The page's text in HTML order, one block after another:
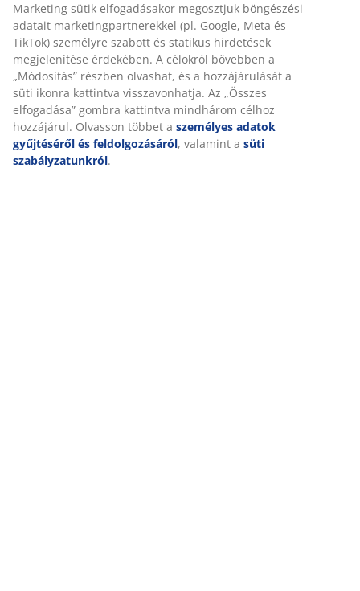
Marketing sütik elfogadásakor megosztjuk böngészési
adatait marketingpartnerekkel (pl. Google, Meta és
TikTok) személyre szabott és statikus hirdetések
megjelenítése érdekében. A célokról bővebben a
„Módosítás” részben olvashat, és a hozzájárulását a
süti ikonra kattintva visszavonhatja. Az „Összes
elfogadása” gombra kattintva mindhárom célhoz
hozzájárul. Olvasson többet a személyes adatok
gyűjtéséről és feldolgozásáról, valamint a süti
szabályzatunkról.